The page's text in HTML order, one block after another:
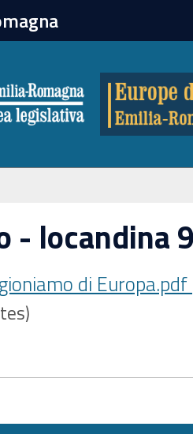
- locandina
di Europa.pdf
facebook
twitter